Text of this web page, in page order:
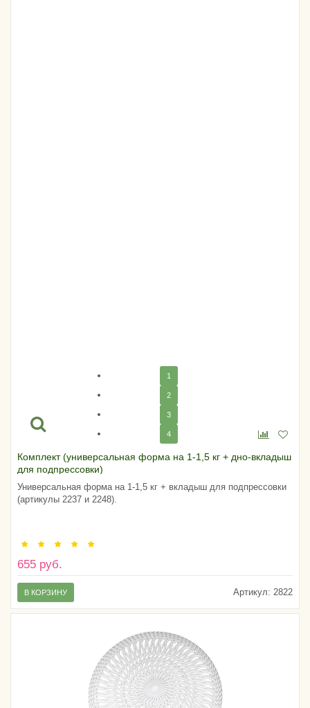
1
2
3
4
Комплект (универсальная форма на 1-1,5 кг + дно-вкладыш
для подпрессовки)
Универсальная форма на 1-1,5 кг + вкладыш для подпрессовки
(артикулы 2237 и 2248).
655 руб.
Артикул: 2822
В КОРЗИНУ